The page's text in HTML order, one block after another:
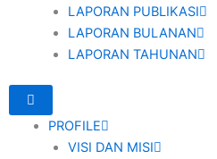
LAPORAN PUBLIKASI
LAPORAN BULANAN
LAPORAN TAHUNAN
PROFILE
VISI DAN MISI